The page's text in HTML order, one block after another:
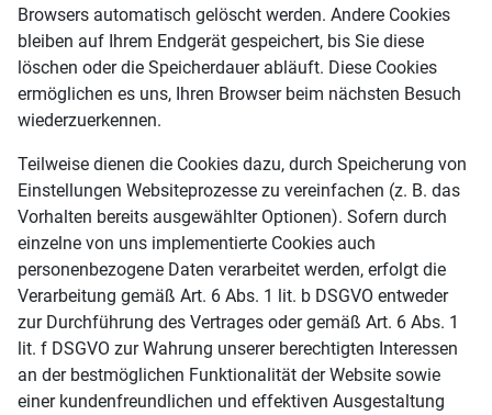
Browsers automatisch gelöscht werden. Andere Cookies
bleiben auf Ihrem Endgerät gespeichert, bis Sie diese
löschen oder die Speicherdauer abläuft. Diese Cookies
ermöglichen es uns, Ihren Browser beim nächsten Besuch
wiederzuerkennen.
Teilweise dienen die Cookies dazu, durch Speicherung von
Einstellungen Websiteprozesse zu vereinfachen (z. B. das
Vorhalten bereits ausgewählter Optionen). Sofern durch
einzelne von uns implementierte Cookies auch
personenbezogene Daten verarbeitet werden, erfolgt die
Verarbeitung gemäß Art. 6 Abs. 1 lit. b DSGVO entweder
zur Durchführung des Vertrages oder gemäß Art. 6 Abs. 1
lit. f DSGVO zur Wahrung unserer berechtigten Interessen
an der bestmöglichen Funktionalität der Website sowie
einer kundenfreundlichen und effektiven Ausgestaltung